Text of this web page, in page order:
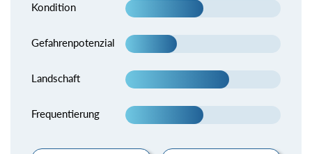
Kondition
Gefahrenpotenzial
Landschaft
Frequentierung